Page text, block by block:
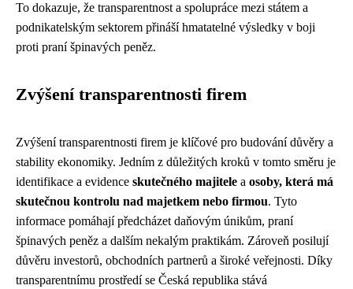
To dokazuje, že transparentnost a spolupráce mezi státem a
podnikatelským sektorem přináší hmatatelné výsledky v boji
proti praní špinavých peněz.
Zvýšení transparentnosti firem
Zvýšení transparentnosti firem je klíčové pro budování důvěry a
stability ekonomiky. Jedním z důležitých kroků v tomto směru je
identifikace a evidence skutečného majitele a osoby, která má
skutečnou kontrolu nad majetkem nebo firmou. Tyto
informace pomáhají předcházet daňovým únikům, praní
špinavých peněz a dalším nekalým praktikám. Zároveň posilují
důvěru investorů, obchodních partnerů a široké veřejnosti. Díky
transparentnímu prostředí se Česká republika stává